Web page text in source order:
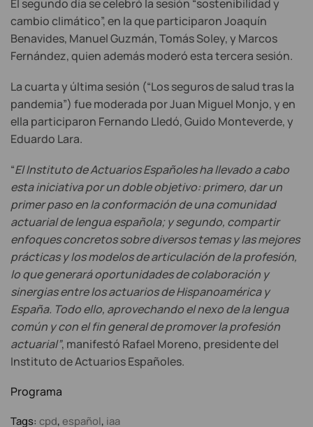
El segundo día se celebró la sesión “sostenibilidad y
cambio climático”, en la que participaron Joaquín
Benavides, Manuel Guzmán, Tomás Soley, y Marcos
Fernández, quien además moderó esta tercera sesión.
La cuarta y última sesión (“Los seguros de salud tras la
pandemia”) fue moderada por Juan Miguel Monjo, y en
ella participaron Fernando Lledó, Guido Monteverde, y
Eduardo Lara.
“El Instituto deActuarios Españoles ha llevado a cabo
esta iniciativa por un doble objetivo: primero, dar un
primer paso en la conformación de una comunidad
actuarial de lengua española; y segundo, compartir
enfoques concretos sobre diversos temas y las mejores
prácticas y los modelos de articulación de la profesión,
lo que generará oportunidades de colaboración y
sinergias entre los actuarios de Hispanoamérica y
España. Todo ello, aprovechando el nexo de la lengua
común y con el fin general de promover la profesión
actuarial”, manifestó Rafael Moreno, presidente del
Instituto de Actuarios Españoles.
Programa
Tags: cpd, español, iaa